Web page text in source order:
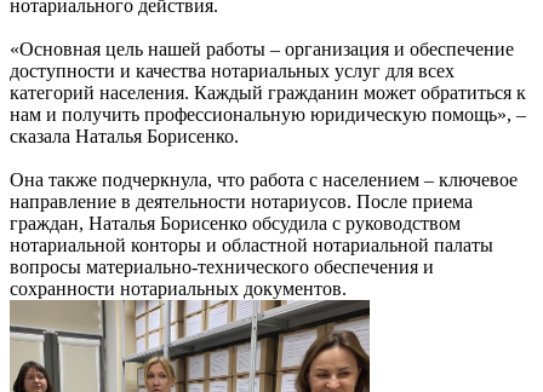
нотариального действия.
«Основная цель нашей работы – организация и обеспечение
доступности и качества нотариальных услуг для всех
категорий населения. Каждый гражданин может обратиться к
нам и получить профессиональную юридическую помощь», –
сказала Наталья Борисенко.
Она также подчеркнула, что работа с населением – ключевое
направление в деятельности нотариусов. После приема
граждан, Наталья Борисенко обсудила с руководством
нотариальной конторы и областной нотариальной палаты
вопросы материально-технического обеспечения и
сохранности нотариальных документов.